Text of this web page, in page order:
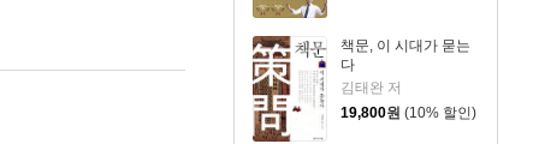
책문, 이 시대가 묻는
다
김태완 저
19,800원 (10% 할인)